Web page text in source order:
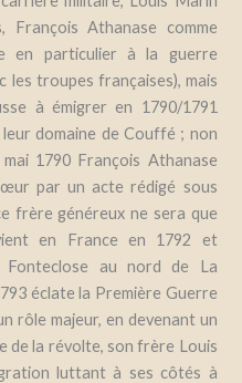
François Athanase comme
en particulier à la guerre
les troupes françaises), mais
à émigrer en 1790/1791
domaine de Couffé ; non
1790 François Athanase
par un acte rédigé sous
frère généreux ne sera que
en France en 1792 et
Fonteclose au nord de La
éclate la Première Guerre
rôle majeur, en devenant un
de la révolte, son frère Louis
luttant à ses côtés à